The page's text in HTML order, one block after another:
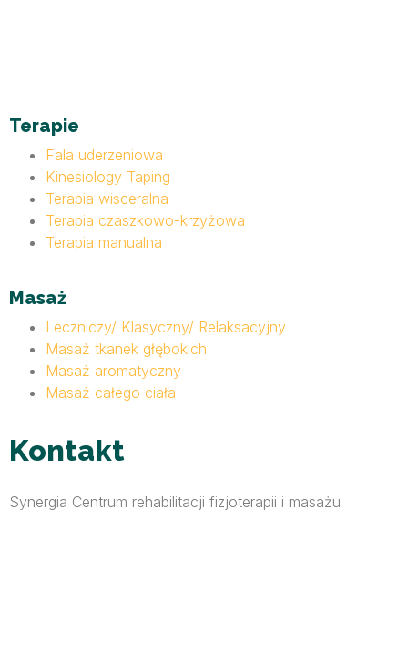
Terapie
Fala uderzeniowa
Kinesiology Taping
Terapia wisceralna
Terapia czaszkowo-krzyżowa
Terapia manualna
Masaż
Leczniczy/ Klasyczny/ Relaksacyjny
Masaż tkanek głębokich
Masaż aromatyczny
Masaż całego ciała
Kontakt
Synergia Centrum rehabilitacji fizjoterapii i masażu